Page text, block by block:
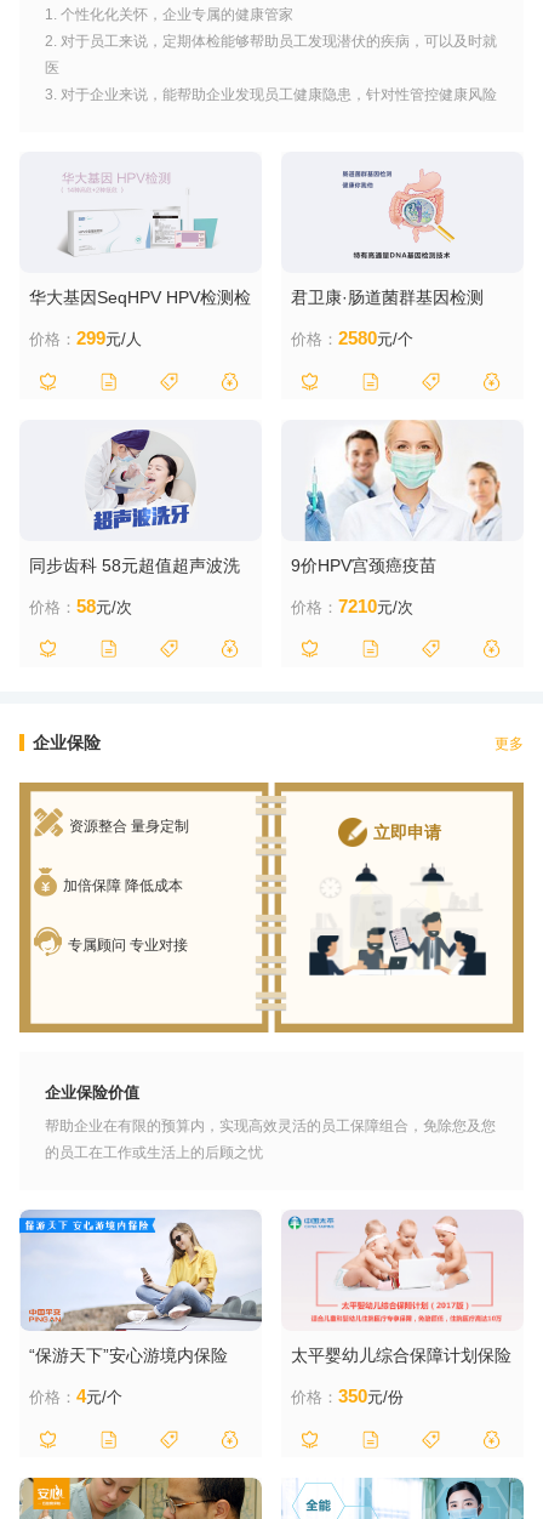
1. 个性化化关怀，企业专属的健康管家
2. 对于员工来说，定期体检能够帮助员工发现潜伏的疾病，可以及时就
医
3. 对于企业来说，能帮助企业发现员工健康隐患，针对性管控健康风险
华大基因SeqHPV HPV检测检
查 宫颈癌筛查 自测卡 在家自
价格： 299元/人
君卫康·肠道菌群基因检测
价格：2580元/个
同步齿科 58元超值超声波洗
价格： 58元/次
9价HPV宫颈癌疫苗
价格：7210元/次
企业保险 更多
资源整合 量身定制
加倍保障 降低成本
专属顾问 专业对接
立即申请
企业保险价值
帮助企业在有限的预算内，实现高效灵活的员工保障组合，免除您及您
的员工在工作或生活上的后顾之忧
“保游天下”安心游境内保险
价格： 4元/个
太平婴幼儿综合保障计划保险
价格：350元/份